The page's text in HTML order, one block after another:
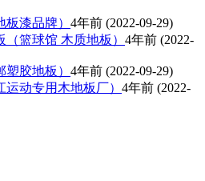
漆品牌） 4年前 (2022-09-29)
篮球馆 木质地板） 4年前 (2022-
胶地板） 4年前 (2022-09-29)
动专用木地板厂） 4年前 (2022-